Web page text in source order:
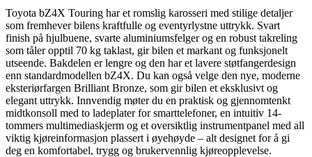
Toyota bZ4X Touring har et romslig karosseri med stilige detaljer
som fremhever bilens kraftfulle og eventyrlystne uttrykk. Svart
finish på hjulbuene, svarte aluminiumsfelger og en robust takreling
som tåler opptil 70 kg taklast, gir bilen et markant og funksjonelt
utseende. Bakdelen er lengre og den har et lavere støtfangerdesign
enn standardmodellen bZ4X. Du kan også velge den nye, moderne
eksteriørfargen Brilliant Bronze, som gir bilen et eksklusivt og
elegant uttrykk. Innvendig møter du en praktisk og gjennomtenkt
midtkonsoll med to ladeplater for smarttelefoner, en intuitiv 14-
tommers multimediaskjerm og et oversiktlig instrumentpanel med all
viktig kjøreinformasjon plassert i øyehøyde – alt designet for å gi
deg en komfortabel, trygg og brukervennlig kjøreopplevelse.